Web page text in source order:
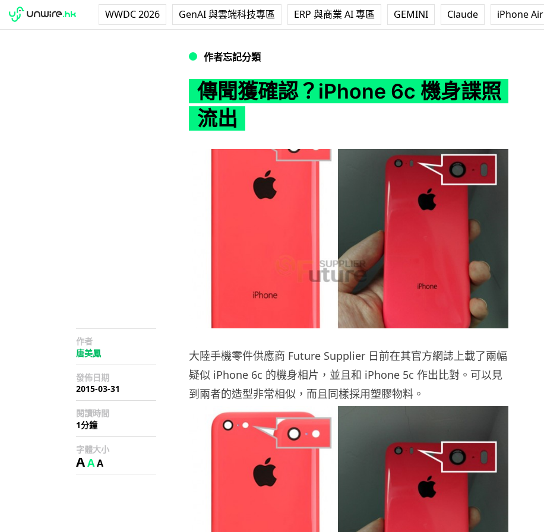
WWDC 2026 GenAI 與雲端科技專區 ERP 與商業 AI 專區 GEMINI Claude iPhone Air
作者忘記分類
傳聞獲確認？iPhone 6c 機身諜照
流出
作者
唐美鳳
發佈日期
2015-03-31
閱讀時間
1分鐘
字體大小
AAA
大陸手機零件供應商 Future Supplier 日前在其官方網誌上載了兩幅
疑似 iPhone 6c 的機身相片，並且和 iPhone 5c 作出比對。可以見
到兩者的造型非常相似，而且同樣採用塑膠物料。